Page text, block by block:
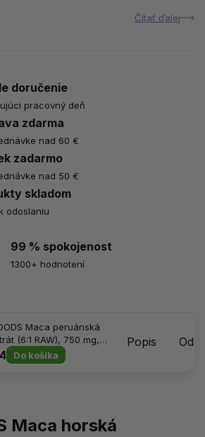
Čítať ďalej
doručenie
pracovný deň
zdarma
nad 60 €
zadarmo
nad 50 €
skladom
odoslaniu
99 % spokojenost
1300+ hodnotení
Maca peruánská
(6:1 RAW), 750 mg,
Do košíka
Popis
Maca horská